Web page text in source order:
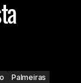
Palmeiras